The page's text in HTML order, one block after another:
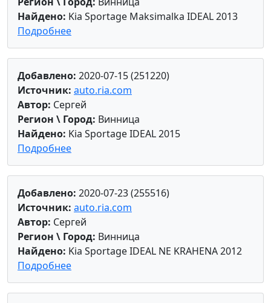
Найдено: Kia Sportage Maksimalka IDEAL 2013
Подробнее
Добавлено: 2020-07-15 (251220)
Источник: auto.ria.com
Автор: Сергей
Регион \ Город: Винница
Найдено: Kia Sportage IDEAL 2015
Подробнее
Добавлено: 2020-07-23 (255516)
Источник: auto.ria.com
Автор: Сергей
Регион \ Город: Винница
Найдено: Kia Sportage IDEAL NE KRAHENA 2012
Подробнее